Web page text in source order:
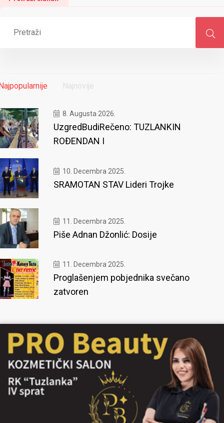
Najnovije
8. Augusta 2026.
UzgredBudiRečeno: TUZLANKIN
ROĐENDAN I
10. Decembra 2025.
SRAMOTAN STAV Lideri Trojke
11. Decembra 2025.
Piše Adnan Džonlić: Dosije
11. Decembra 2025.
Proglašenjem pobjednika svečano
zatvoren